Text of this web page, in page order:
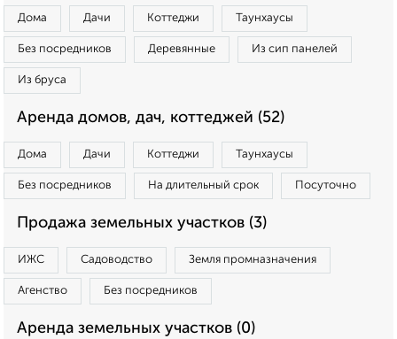
Дома Дачи Коттеджи Таунхаусы
Без посредников Деревянные Из сип панелей
Из бруса
Аренда домов, дач, коттеджей (52)
Дома Дачи Коттеджи Таунхаусы
Без посредников На длительный срок Посуточно
Продажа земельных участков (3)
ИЖС Садоводство Земля промназначения
Агенство Без посредников
Аренда земельных участков (0)